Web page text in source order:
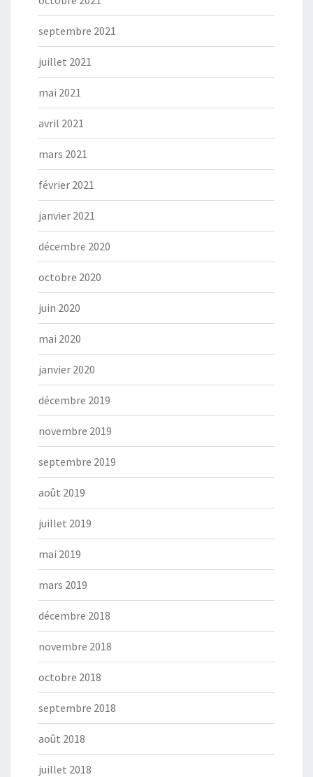
septembre 2021
juillet 2021
mai 2021
avril 2021
mars 2021
février 2021
janvier 2021
décembre 2020
octobre 2020
juin 2020
mai 2020
janvier 2020
décembre 2019
novembre 2019
septembre 2019
août 2019
juillet 2019
mai 2019
mars 2019
décembre 2018
novembre 2018
octobre 2018
septembre 2018
août 2018
juillet 2018